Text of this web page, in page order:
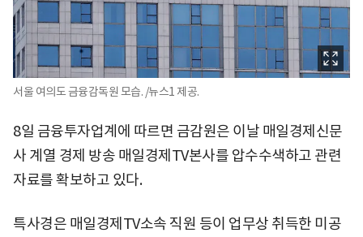
서울 여의도 금융감독원 모습. /뉴스1 제공.
8일 금융투자업계에 따르면 금감원은 이날 매일경제신문
사 계열 경제 방송 매일경제TV본사를 압수수색하고 관련
자료를 확보하고 있다.
특사경은 매일경제TV소속 직원 등이 업무상 취득한 미공